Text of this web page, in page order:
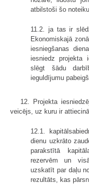
atbilstoši šo
11.2. ja tas ir
Ekonomiskajā
iesniegšanas
iesniedz projekta
slēgt šādu
ieguldījumu
12. Projekta
veicējs, uz kuru ir
12.1.
dienu uzkrāto
parakstītā
rezervēm un
uzskatīt par daļu
rezultāts, kas